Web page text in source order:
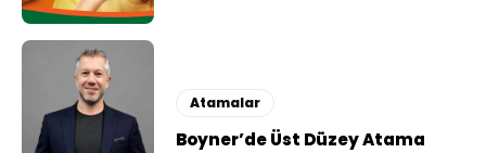
Atamalar
Boyner’de Üst Düzey Atama